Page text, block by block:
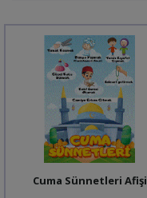
Cuma Sünnetleri Afişi